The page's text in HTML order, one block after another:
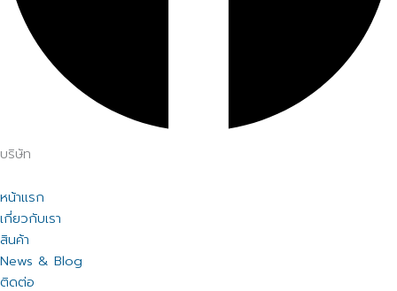
บริษัท
หน้าแรก
เกี่ยวกับเรา
สินค้า
News & Blog
ติดต่อ